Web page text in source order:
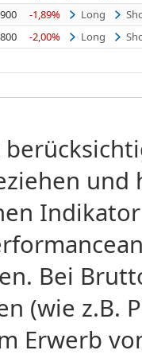
-1,89% Long
-2,00% Long
Bei
(wie z.B.
Erwerb